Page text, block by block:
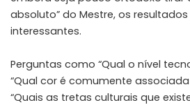
absoluto” do Mestre, os
interessantes.
Perguntas como “Qual o nível
“Qual cor é comumente
“Quais as tretas culturais que